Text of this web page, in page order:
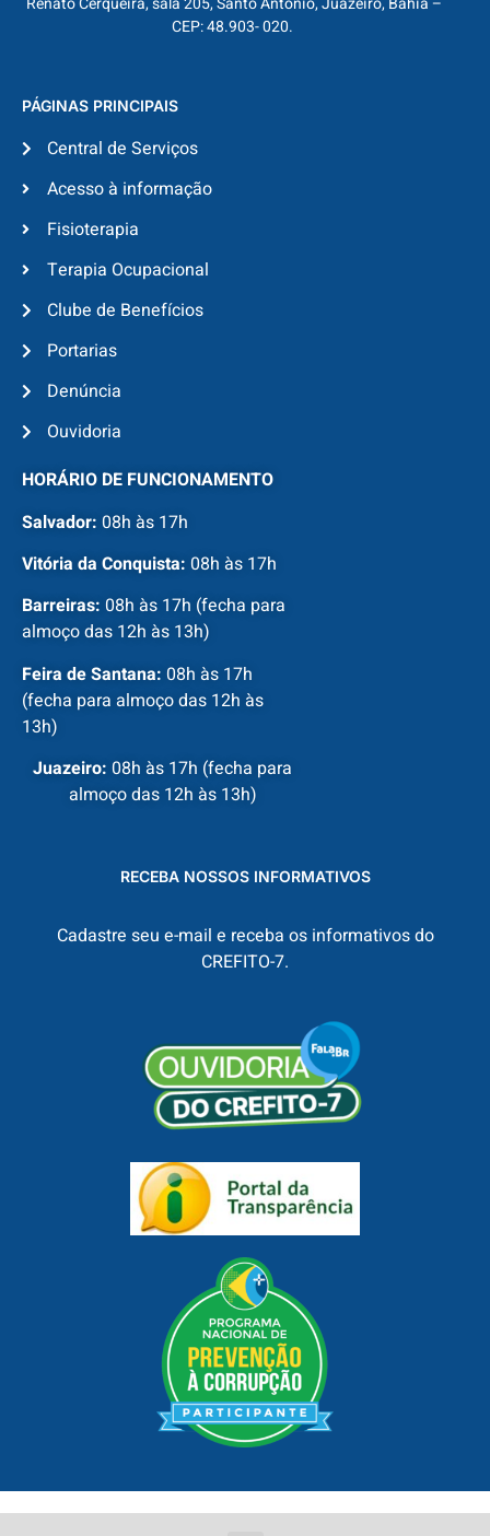
CEP: 48.903- 020.
PÁGINAS PRINCIPAIS
Central de Serviços
Acesso à informação
Fisioterapia
Terapia Ocupacional
Clube de Benefícios
Portarias
Denúncia
Ouvidoria
HORÁRIO DE FUNCIONAMENTO
Salvador: 08h às 17h
Vitória da Conquista: 08h às 17h
Barreiras: 08h às 17h (fecha para
almoço das 12h às 13h)
Feira de Santana: 08h às 17h
(fecha para almoço das 12h às
13h)
Juazeiro: 08h às 17h (fecha para
almoço das 12h às 13h)
RECEBA NOSSOS INFORMATIVOS
Cadastre seu e-mail e receba os informativos do
CREFITO-7.